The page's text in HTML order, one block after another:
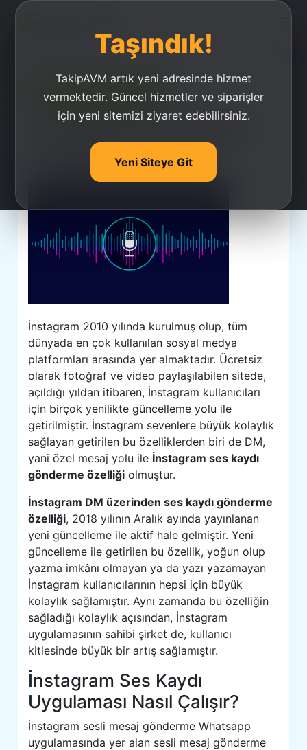
Taşındık!
TakipAVM artık yeni adresinde hizmet
vermektedir. Güncel hizmetler ve siparişler
için yeni sitemizi ziyaret edebilirsiniz.
Yeni Siteye Git
Ucuz Takipçi Satın Al
İnstagram Ses Kaydı
Nasıl Gönderilir?
İnstagram 2010 yılında kurulmuş olup, tüm
dünyada en çok kullanılan sosyal medya
platformları arasında yer almaktadır. Ücretsiz
olarak fotoğraf ve video paylaşılabilen sitede,
açıldığı yıldan itibaren, İnstagram kullanıcıları
için birçok yenilikte güncelleme yolu ile
getirilmiştir. İnstagram sevenlere büyük kolaylık
sağlayan getirilen bu özelliklerden biri de DM,
yani özel mesaj yolu ile İnstagram ses kaydı
gönderme özelliği olmuştur.
İnstagram DM üzerinden ses kaydı gönderme
özelliği, 2018 yılının Aralık ayında yayınlanan
yeni güncelleme ile aktif hale gelmiştir. Yeni
güncelleme ile getirilen bu özellik, yoğun olup
yazma imkânı olmayan ya da yazı yazamayan
İnstagram kullanıcılarının hepsi için büyük
kolaylık sağlamıştır. Aynı zamanda bu özelliğin
sağladığı kolaylık açısından, İnstagram
uygulamasının sahibi şirket de, kullanıcı
kitlesinde büyük bir artış sağlamıştır.
İnstagram Ses Kaydı
Uygulaması Nasıl Çalışır?
İnstagram sesli mesaj gönderme Whatsapp
uygulamasında yer alan sesli mesaj gönderme